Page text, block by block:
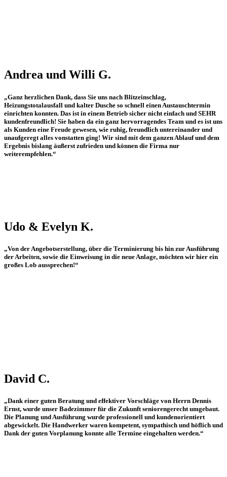
Andrea und Willi G.
„Ganz herzlichen Dank, dass Sie uns nach Blitzeinschlag,
Heizungstotalausfall und kalter Dusche so schnell einen Austauschtermin
einrichten konnten. Das ist in einem Betrieb sicher nicht einfach und SEHR
kundenfreundlich! Sie haben da ein ganz hervorragendes Team und es ist uns
als Kunden eine Freude gewesen, wie ruhig, freundlich untereinander und
unaufgeregt alles vonstatten ging! Wir sind mit dem ganzen Ablauf und dem
Ergebnis bislang äußerst zufrieden und können die Firma nur
weiterempfehlen.“
Udo & Evelyn K.
„Von der Angebotserstellung, über die Terminierung bis hin zur Ausführung
der Arbeiten, sowie die Einweisung in die neue Anlage, möchten wir hier ein
großes Lob aussprechen!“
David C.
„Dank einer guten Beratung und effektiver Vorschläge von Herrn Dennis
Ernst, wurde unser Badezimmer für die Zukunft seniorengerecht umgebaut.
Die Planung und Ausführung wurde professionell und kundenorientiert
abgewickelt. Die Handwerker waren kompetent, sympathisch und höflich und
Dank der guten Vorplanung konnte alle Termine eingehalten werden.“